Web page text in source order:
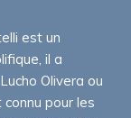
est un
il a
Olivera ou
pour les